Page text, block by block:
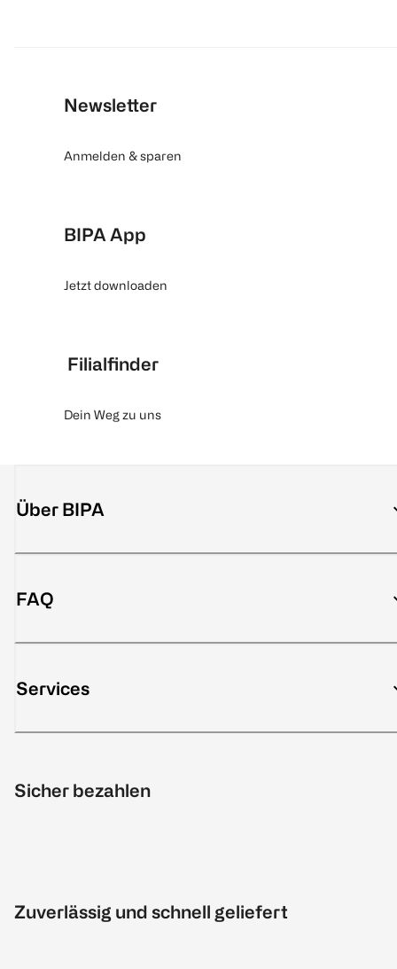
Newsletter
Anmelden & sparen
BIPA App
Jetzt downloaden
Filialfinder
Dein Weg zu uns
Über BIPA
FAQ
Services
Sicher bezahlen
Zuverlässig und schnell geliefert